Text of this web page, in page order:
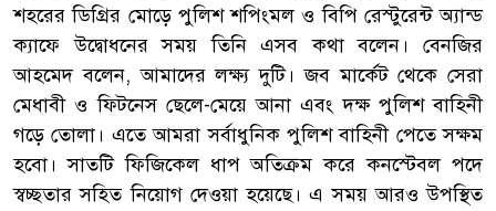
শহরের ডিগ্রির মোড়ে পুলিশ শপিংমল ও বিপি রেস্টুরেন্ট অ্যান্ড
ক্যাফে উদ্বোধনের সময় তিনি এসব কথা বলেন। বেনজির
আহমেদ বলেন, আমাদের লক্ষ্য দুটি। জব মার্কেট থেকে সেরা
মেধাবী ও ফিটনেস ছেলে-মেয়ে আনা এবং দক্ষ পুলিশ বাহিনী
গড়ে তোলা। এতে আমরা সর্বাধুনিক পুলিশ বাহিনী পেতে সক্ষম
হবো। সাতটি ফিজিকেল ধাপ অতিক্রম করে কনস্টেবল পদে
স্বচ্ছতার সহিত নিয়োগ দেওয়া হয়েছে। এ সময় আরও উপস্থিত